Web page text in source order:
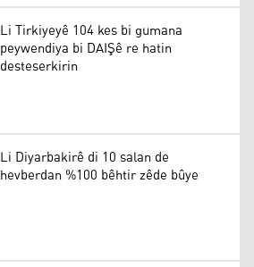
Li Tirkiyeyê 104 kes bi gumana
peywendiya bi DAIŞê re hatin
desteserkirin
Li Diyarbakirê di 10 salan de
hevberdan %100 bêhtir zêde bûye